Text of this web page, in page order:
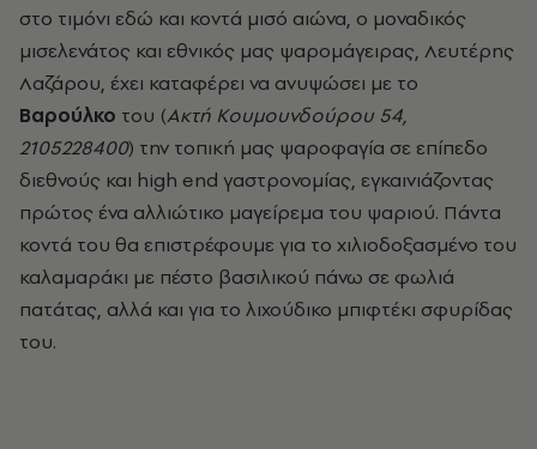
στο τιμόνι εδώ και κοντά μισό αιώνα, ο μοναδικός
μισελενάτος και εθνικός μας ψαρομάγειρας, Λευτέρης
Λαζάρου, έχει καταφέρει να ανυψώσει με το
Βαρούλκο του (Ακτή Κουμουνδούρου 54,
2105228400) την τοπική μας ψαροφαγία σε επίπεδο
διεθνούς και high end γαστρονομίας, εγκαινιάζοντας
πρώτος ένα αλλιώτικο μαγείρεμα του ψαριού. Πάντα
κοντά του θα επιστρέφουμε για το χιλιοδοξασμένο του
καλαμαράκι με πέστο βασιλικού πάνω σε φωλιά
πατάτας, αλλά και για το λιχούδικο μπιφτέκι σφυρίδας
του.